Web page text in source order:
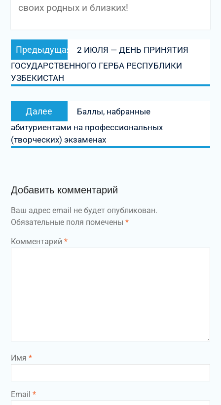
своих родных и близких!
Навигация
по
записям
Предыдущая
запись:
2 ИЮЛЯ — ДЕНЬ ПРИНЯТИЯ
ГОСУДАРСТВЕННОГО ГЕРБА РЕСПУБЛИКИ
УЗБЕКИСТАН
Далее
запись:
Баллы, набранные
абитуриентами на профессиональных
(творческих) экзаменах
Добавить комментарий
Ваш адрес email не будет опубликован.
Обязательные поля помечены *
Комментарий *
Имя *
Email *